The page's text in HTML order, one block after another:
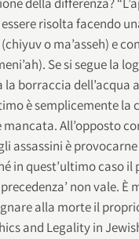
risolta facendo
o ma’asseh) e
Se si segue la
la borraccia dell’acqua
è semplicemente la
mancata. All’opposto
assassini è
in quest’ultimo caso il
non vale. È
alla morte il
and Legality in